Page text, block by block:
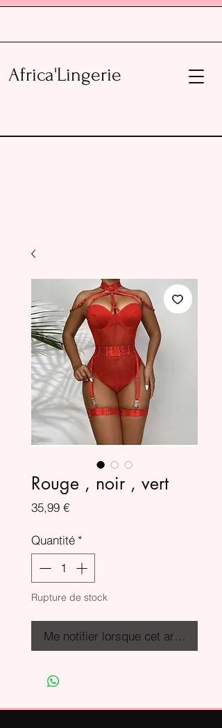
Africa'Lingerie
Rouge , noir , vert
35,99 €Prix
Quantité *
Rupture de stock
Me notifier lorsque cet article est